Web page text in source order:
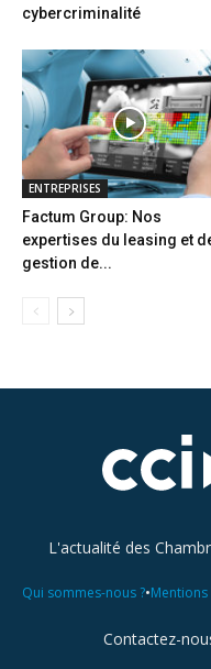
cybercriminalité
ENTREPRISES
Factum Group: Nos
expertises du leasing et
gestion de...
L'actualité des
Qui sommes-nous ?•
Contactez-